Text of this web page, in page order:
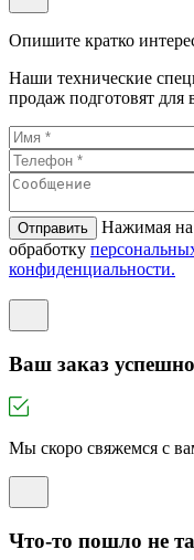
Опишите кратко
Наши технические
продаж подготовят для
Отправить
Нажимая на
обработку
конфиденциальности.
Ваш заказ
Мы скоро свяжемся с
Что-то пошло не